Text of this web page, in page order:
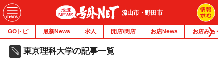
流山市・野田市
GOトピ 最新News 求人 開店/閉店 お店News お店みち
東京理科大学の記事一覧